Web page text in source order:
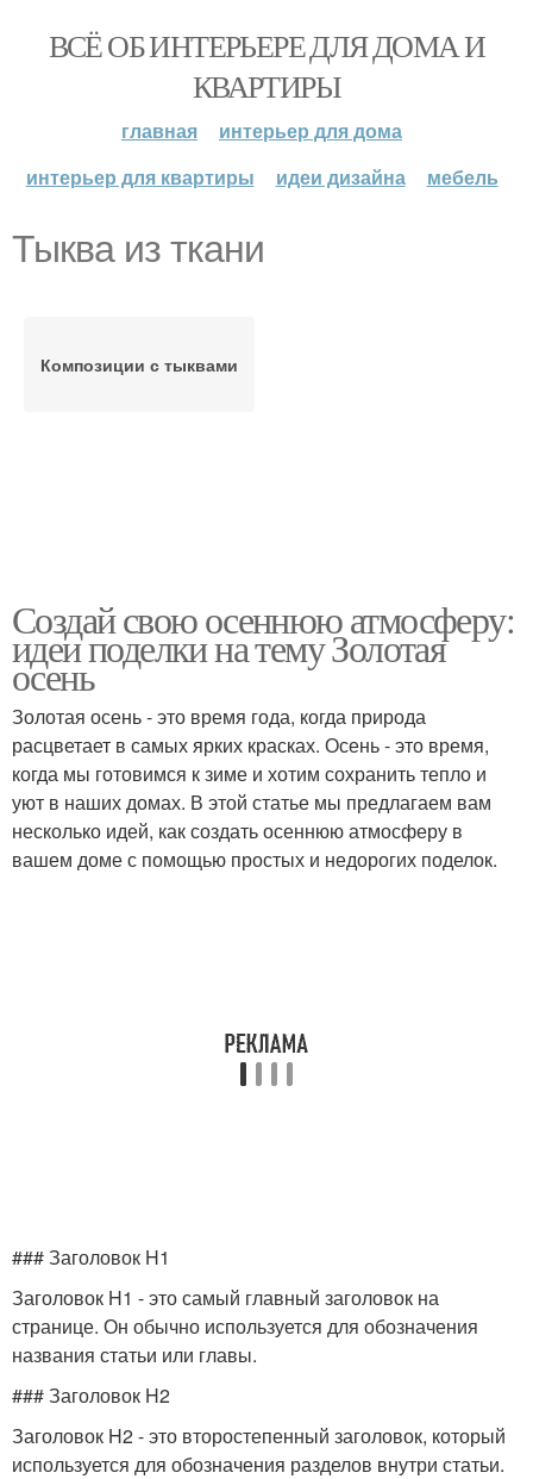
ВСЁ ОБ ИНТЕРЬЕРЕ ДЛЯ ДОМА И
КВАРТИРЫ
главная
интерьер для дома
интерьер для квартиры
идеи дизайна мебель
Тыква из ткани
Композиции с тыквами
Создай свою осеннюю атмосферу:
идеи поделки на тему Золотая
осень
Золотая осень - это время года, когда природа
расцветает в самых ярких красках. Осень - это время,
когда мы готовимся к зиме и хотим сохранить тепло и
уют в наших домах. В этой статье мы предлагаем вам
несколько идей, как создать осеннюю атмосферу в
вашем доме с помощью простых и недорогих поделок.
### Заголовок H1
Заголовок H1 - это самый главный заголовок на
странице. Он обычно используется для обозначения
названия статьи или главы.
### Заголовок H2
Заголовок H2 - это второстепенный заголовок, который
используется для обозначения разделов внутри статьи.